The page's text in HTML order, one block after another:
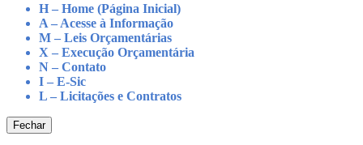
H – Home (Página Inicial)
A – Acesse à Informação
M – Leis Orçamentárias
X – Execução Orçamentária
N – Contato
I – E-Sic
L – Licitações e Contratos
Fechar